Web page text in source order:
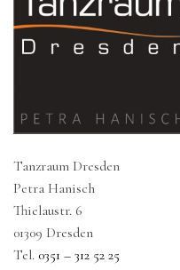
Tanzraum Dresden
Petra Hanisch
Thielaustr. 6
01309 Dresden
Tel. 0351 – 312 52 25